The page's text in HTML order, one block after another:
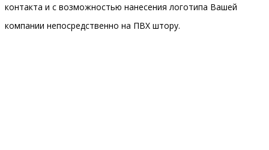
контакта и с возможностью нанесения логотипа Вашей
компании непосредственно на ПВХ штору.